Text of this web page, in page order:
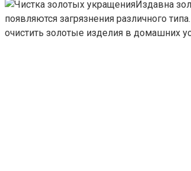
Издавна
появляются загрязнения различного
очистить золотые изделия в домашних